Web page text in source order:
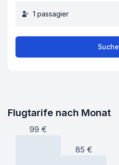
1 passagier
Suche
Flugtarife nach Monat
99 €
85 €